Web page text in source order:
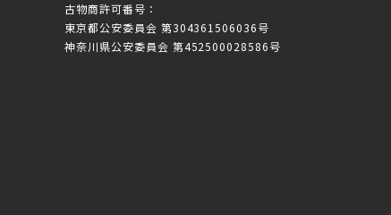
古物商許可番号：
東京都公安委員会 第304361506036号
神奈川県公安委員会 第452500028586号